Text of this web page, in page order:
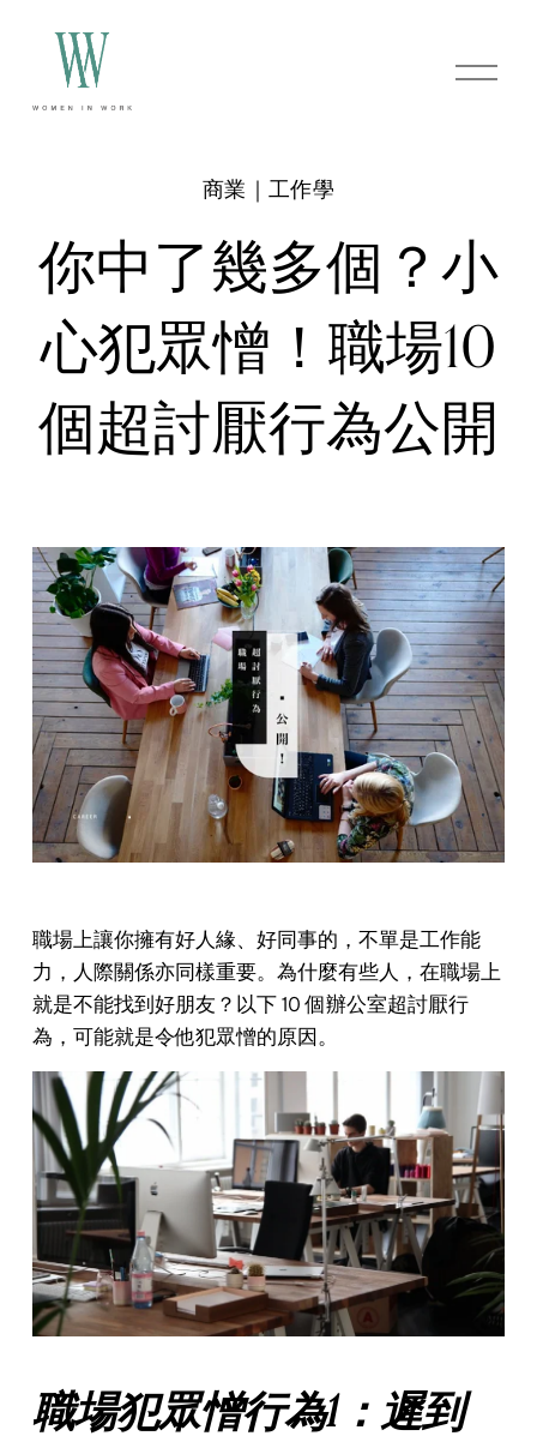
O
p
你中了幾多個？小
心犯眾憎！職場10
個超討厭行為公開
商業｜工作學
職場上讓你擁有好人緣、好同事的，不單是工作能
力，人際關係亦同樣重要。為什麼有些人，在職場上
就是不能找到好朋友？以下 10 個辦公室超討厭行
為，可能就是令他犯眾憎的原因。
職場犯眾憎行為1：遲到